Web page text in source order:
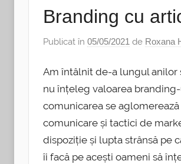
Branding cu
Publicat în 05/05/2021 de Roxana
Am întâlnit de-a lungul anilor
nu înțeleg valoarea branding-
comunicarea se
comunicare și tactici de
dispoziție și lupta strânsă pe
îi facă pe acești oameni să